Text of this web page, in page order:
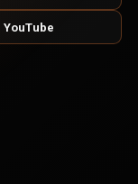
YouTube